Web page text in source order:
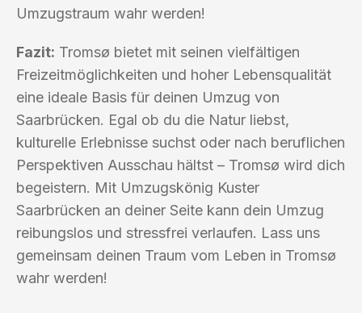
Umzugstraum wahr werden!
Fazit: Tromsø bietet mit seinen vielfältigen
Freizeitmöglichkeiten und hoher Lebensqualität
eine ideale Basis für deinen Umzug von
Saarbrücken. Egal ob du die Natur liebst,
kulturelle Erlebnisse suchst oder nach beruflichen
Perspektiven Ausschau hältst – Tromsø wird dich
begeistern. Mit Umzugskönig Kuster
Saarbrücken an deiner Seite kann dein Umzug
reibungslos und stressfrei verlaufen. Lass uns
gemeinsam deinen Traum vom Leben in Tromsø
wahr werden!